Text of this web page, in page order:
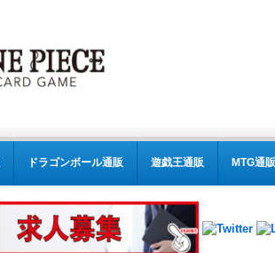
ドラゴンボール通販 遊戯王通販 MTG通販